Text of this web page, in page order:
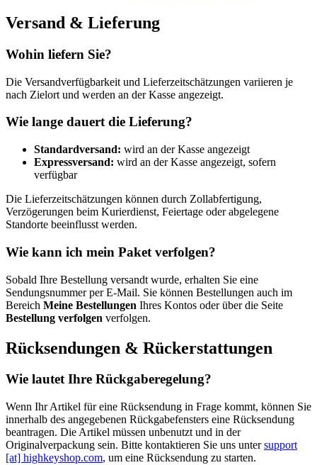
Versand & Lieferung
Wohin liefern Sie?
Die Versandverfügbarkeit und Lieferzeitschätzungen variieren je
nach Zielort und werden an der Kasse angezeigt.
Wie lange dauert die Lieferung?
Standardversand: wird an der Kasse angezeigt
Expressversand: wird an der Kasse angezeigt, sofern
verfügbar
Die Lieferzeitschätzungen können durch Zollabfertigung,
Verzögerungen beim Kurierdienst, Feiertage oder abgelegene
Standorte beeinflusst werden.
Wie kann ich mein Paket verfolgen?
Sobald Ihre Bestellung versandt wurde, erhalten Sie eine
Sendungsnummer per E-Mail. Sie können Bestellungen auch im
Bereich Meine Bestellungen Ihres Kontos oder über die Seite
Bestellung verfolgen verfolgen.
Rücksendungen & Rückerstattungen
Wie lautet Ihre Rückgaberegelung?
Wenn Ihr Artikel für eine Rücksendung in Frage kommt, können Sie
innerhalb des angegebenen Rückgabefensters eine Rücksendung
beantragen. Die Artikel müssen unbenutzt und in der
Originalverpackung sein. Bitte kontaktieren Sie uns untersupport
[at] highkeyshop.com, um eine Rücksendung zu starten.